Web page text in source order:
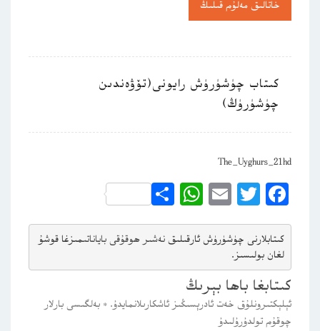
خاتالىق مەلۇم قىلىڭ
كىتاب چۈشۈرۈش رايونى(تۆۋەندىن
چۈشۈرۈڭ)
The_Uyghurs_21hd
Facebook
Twitter
Email
WhatsApp
Share
كىتابلارنى چۈشۈرۈش ئارقىلىق نەشىر ھوقۇقى باياناتىمىزغا قوشۇ
لغان بولىسىز.
كىتابغا باھا بېرىڭ
ئېلېكتىرونلۇق خەت ئادرېسىڭىز ئاشكارىلانمايدۇ. * بەلگىسى بارلار
چوقۇم تولدۇرۇلىدۇ